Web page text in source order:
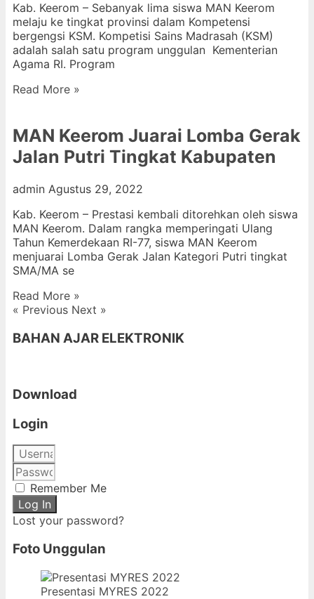
Kab. Keerom – Sebanyak lima siswa MAN Keerom
melaju ke tingkat provinsi dalam Kompetensi
bergengsi KSM. Kompetisi Sains Madrasah (KSM)
adalah salah satu program unggulan Kementerian
Agama RI. Program
Read More »
MAN Keerom Juarai Lomba Gerak
Jalan Putri Tingkat Kabupaten
admin Agustus 29, 2022
Kab. Keerom – Prestasi kembali ditorehkan oleh siswa
MAN Keerom. Dalam rangka memperingati Ulang
Tahun Kemerdekaan RI-77, siswa MAN Keerom
menjuarai Lomba Gerak Jalan Kategori Putri tingkat
SMA/MA se
Read More »
« Previous Next »
BAHAN AJAR ELEKTRONIK
Download
Login
Remember Me
Log In
Lost your password?
Foto Unggulan
Presentasi MYRES 2022